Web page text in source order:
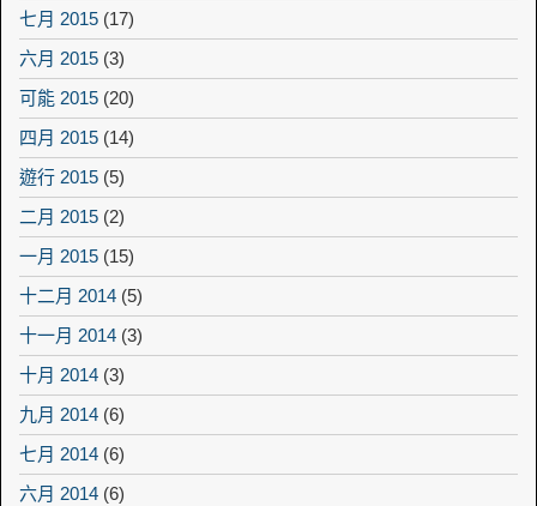
七月 2015 (17)
六月 2015 (3)
可能 2015 (20)
四月 2015 (14)
遊行 2015 (5)
二月 2015 (2)
一月 2015 (15)
十二月 2014 (5)
十一月 2014 (3)
十月 2014 (3)
九月 2014 (6)
七月 2014 (6)
六月 2014 (6)